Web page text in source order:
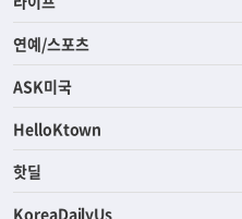
경제
라이프
연예/스포츠
ASK미국
HelloKtown